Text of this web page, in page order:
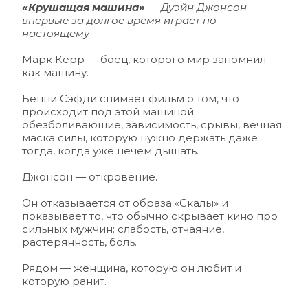
«Крушащая машина» — Дуэйн Джонсон
впервые за долгое время играет по-
настоящему
Марк Керр — боец, которого мир запомнил
как машину.
Бенни Сэфди снимает фильм о том, что
происходит под этой машиной:
обезболивающие, зависимость, срывы, вечная
маска силы, которую нужно держать даже
тогда, когда уже нечем дышать.
Джонсон — откровение.
Он отказывается от образа «Скалы» и
показывает то, что обычно скрывает кино про
сильных мужчин: слабость, отчаяние,
растерянность, боль.
Рядом — женщина, которую он любит и
которую ранит.